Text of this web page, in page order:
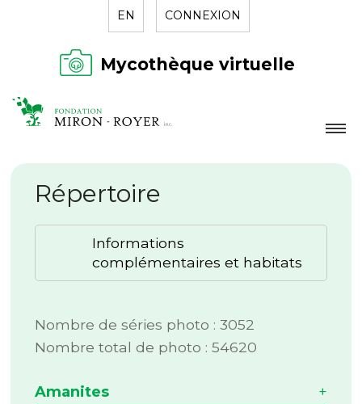
EN CONNEXION
Mycothèque virtuelle
LA FONDATION
NOUVELLES
RÉPERTOIRE
Répertoire
Informations
complémentaires et habitats
Nombre de séries photo : 3052
Nombre total de photo : 54620
Amanites